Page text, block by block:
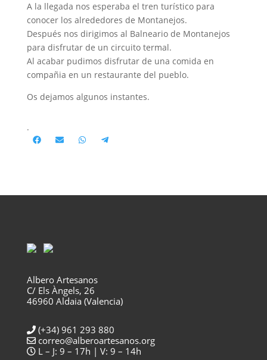
A la llegada nos esperaba el tren turístico para
conocer los alrededores de Montanejos.
Después nos dirigimos al Balneario de Montanejos
para disfrutar de un circuito termal.
Al acabar pudimos disfrutar de una comida en
compañia en un restaurante del pueblo.
Os dejamos algunos instantes.
.
CompartirCompartirCompartirCompartir
Albero Artesanos
C/ Els Àngels, 26
46960 Aldaia (Valencia)
(+34) 961 293 880
correo@alberoartesanos.org
L – J: 9 – 17h | V: 9 – 14h